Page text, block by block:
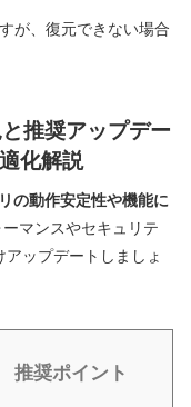
が、復元できない場合
推奨アップデー
化解説
の動作安定性や機能に
マンスやセキュリテ
ップデートしましょ
推奨ポイント